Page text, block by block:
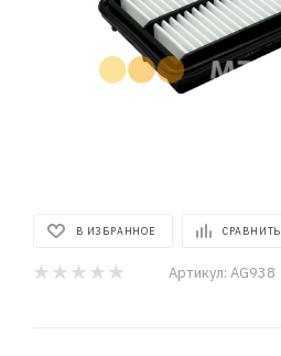
В ИЗБРАННОЕ СРАВНИТЬ
Артикул: AG938